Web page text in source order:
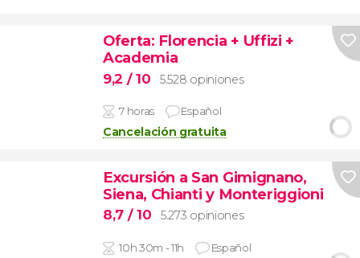
Oferta: Florencia + Uffizi +
Academia
9,2 / 10 5.528 opiniones
7 horas Español
Cancelación gratuita
Excursión a San Gimignano,
Siena, Chianti y Monteriggioni
8,7 / 10 5.273 opiniones
10h 30m - 11h Español